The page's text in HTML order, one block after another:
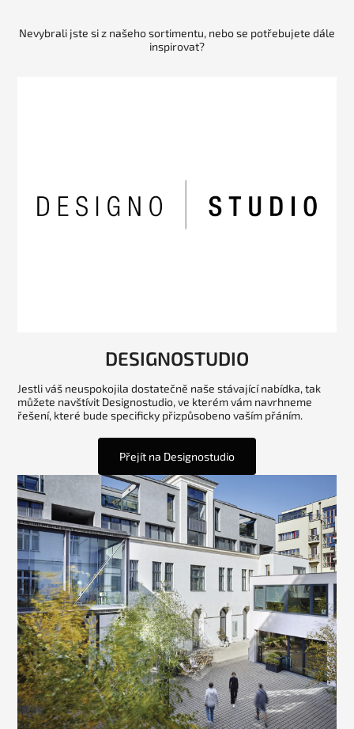
Nevybrali jste si z našeho sortimentu, nebo se potřebujete dále
inspirovat?
DESIGNOSTUDIO
Jestli váš neuspokojila dostatečně naše stávající nabídka, tak
můžete navštívit Designostudio, ve kterém vám navrhneme
řešení, které bude specificky přizpůsobeno vaším přáním.
Přejít na Designostudio